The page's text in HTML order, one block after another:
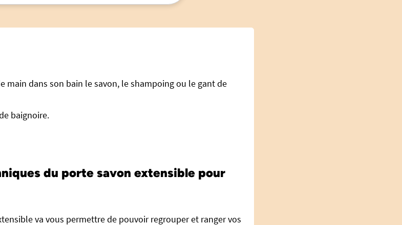
main dans son bain le savon, le shampoing ou le gant de
baignoire.
du porte savon extensible pour
va vous permettre de pouvoir regrouper et ranger vos